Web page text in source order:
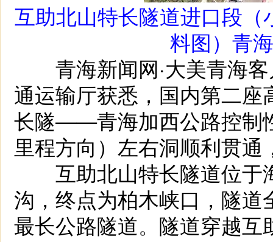
互助北山特长隧道进口段
料图）青
青海新闻网·大美青海客
通运输厅获悉，国内第二
长隧——青海加西公路控制
里程方向）左右洞顺利贯
互助北山特长隧道位于
沟，终点为柏木峡口，隧
最长公路隧道。隧道穿越